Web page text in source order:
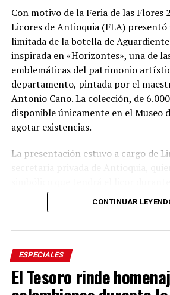
Con motivo de la Feria de las Flores
Licores de Antioquia (FLA) presentó
limitada de la botella de
inspirada en «Horizontes», una de
emblemáticas del patrimonio
departamento, pintada por el
Antonio Cano. La colección, de
disponible únicamente en el Museo
agotar existencias.
La presentación estuvo a cargo de
feria está en la casa, nosotros
aguardiente es el anfitrión de la
de la obra del maestro Cano», afirmó
El nuevo diseño mantiene los
CONTINUAR
ESPECIALES
El Tesoro rinde